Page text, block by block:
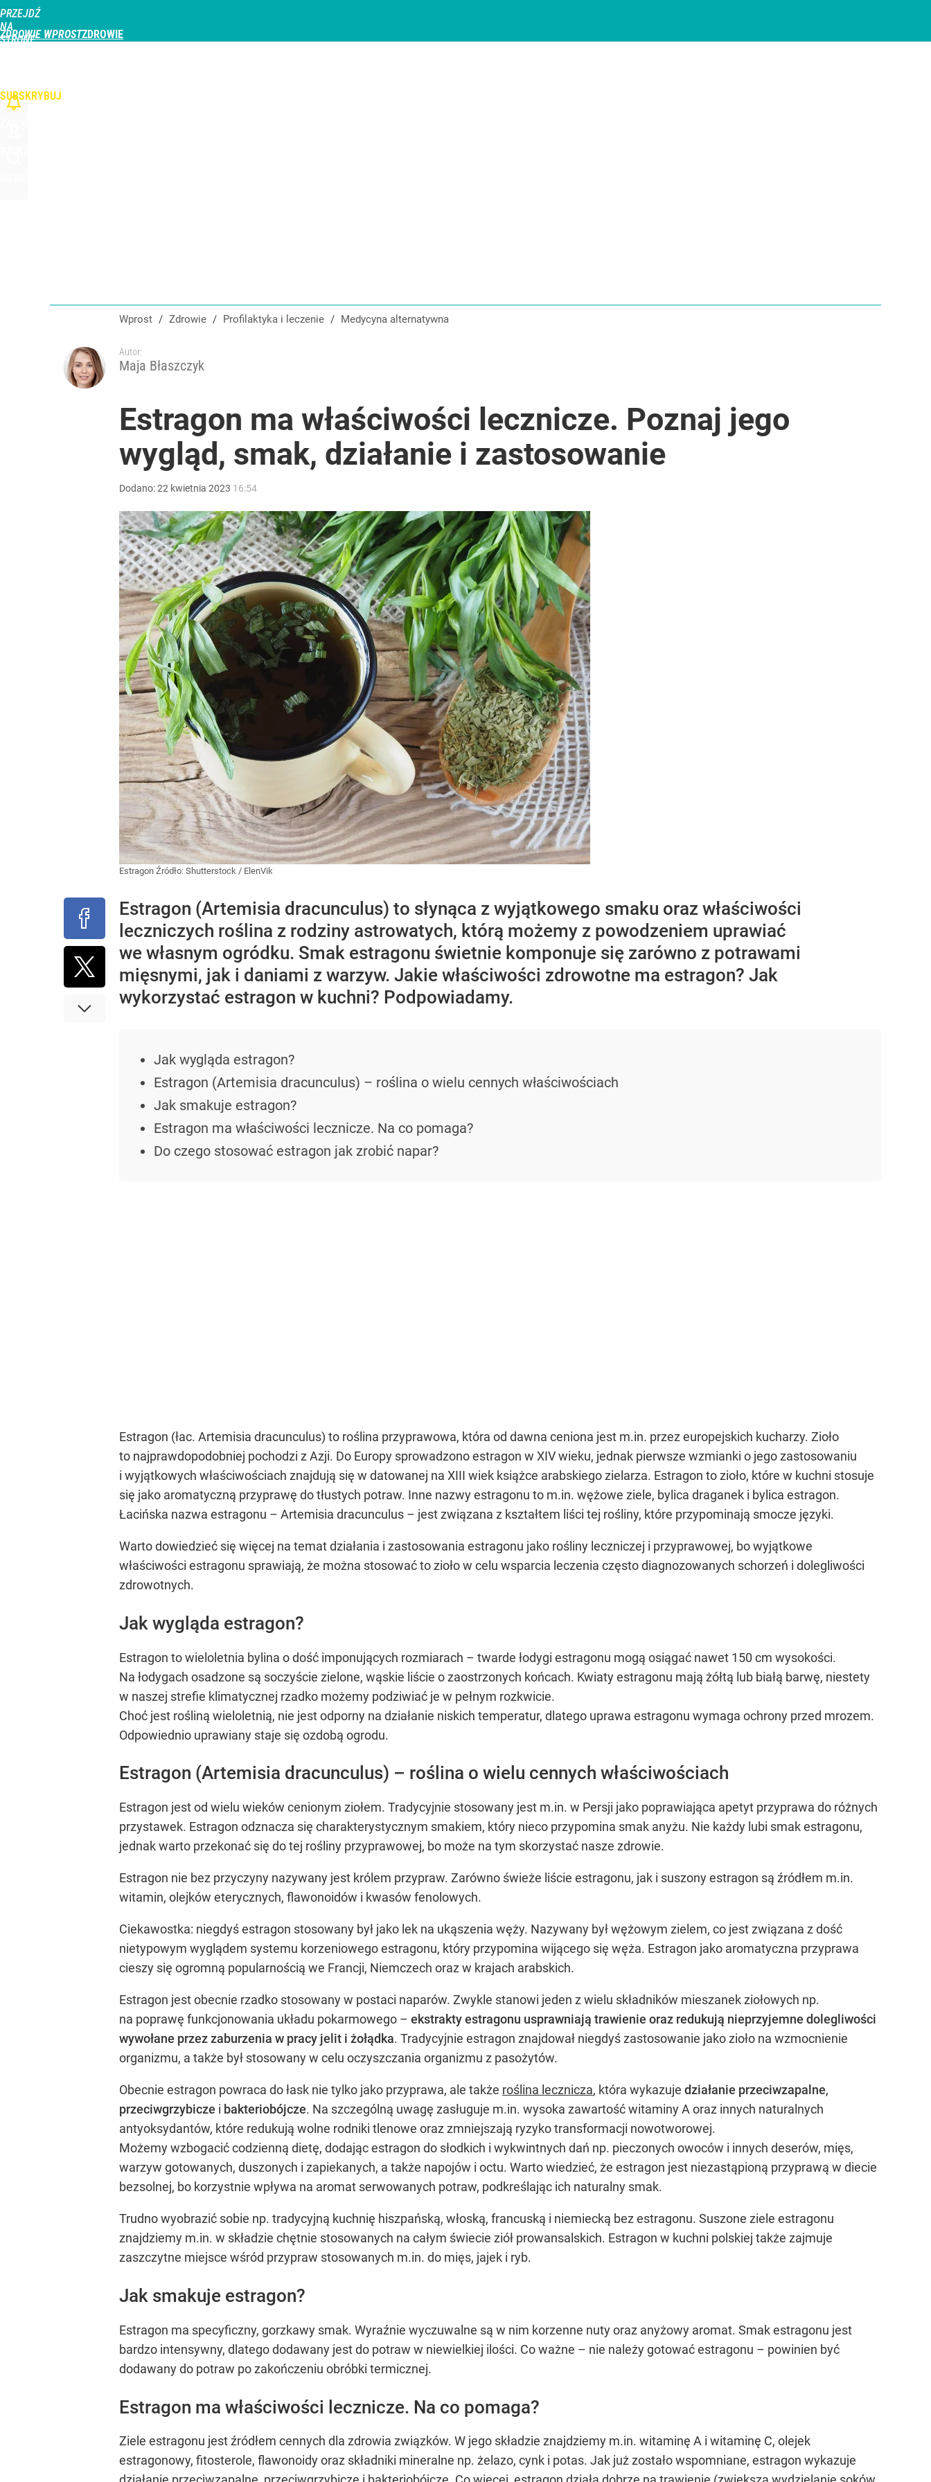
PRZEJDŹ
NA
STRONĘ
ZDROWIE WPROST
SUBSKRYBUJ
Wprost / Zdrowie / Profilaktyka i leczenie / Medycyna alternatywna
Autor:
Maja Błaszczyk
Estragon ma właściwości lecznicze. Poznaj jego
wygląd, smak, działanie i zastosowanie
Dodano:22 kwietnia 2023 16:54
Estragon Źródło: Shutterstock / ElenVik
Estragon (Artemisia dracunculus) to słynąca z wyjątkowego smaku oraz właściwości
leczniczych roślina z rodziny astrowatych, którą możemy z powodzeniem uprawiać
we własnym ogródku. Smak estragonu świetnie komponuje się zarówno z potrawami
mięsnymi, jak i daniami z warzyw. Jakie właściwości zdrowotne ma estragon? Jak
wykorzystać estragon w kuchni? Podpowiadamy.
Jak wygląda estragon?
Estragon (Artemisia dracunculus) – roślina o wielu cennych właściwościach
Jak smakuje estragon?
Estragon ma właściwości lecznicze. Na co pomaga?
Do czego stosować estragon jak zrobić napar?
Estragon (łac. Artemisia dracunculus) to roślina przyprawowa, która od dawna ceniona jest m.in. przez europejskich kucharzy. Zioło
to najprawdopodobniej pochodzi z Azji. Do Europy sprowadzono estragon w XIV wieku, jednak pierwsze wzmianki o jego zastosowaniu
i wyjątkowych właściwościach znajdują się w datowanej na XIII wiek książce arabskiego zielarza. Estragon to zioło, które w kuchni stosuje
się jako aromatyczną przyprawę do tłustych potraw. Inne nazwy estragonu to m.in. wężowe ziele, bylica draganek i bylica estragon.
Łacińska nazwa estragonu – Artemisia dracunculus – jest związana z kształtem liści tej rośliny, które przypominają smocze języki.
Warto dowiedzieć się więcej na temat działania i zastosowania estragonu jako rośliny leczniczej i przyprawowej, bo wyjątkowe
właściwości estragonu sprawiają, że można stosować to zioło w celu wsparcia leczenia często diagnozowanych schorzeń i dolegliwości
zdrowotnych.
Jak wygląda estragon?
Estragon to wieloletnia bylina o dość imponujących rozmiarach – twarde łodygi estragonu mogą osiągać nawet 150 cm wysokości.
Na łodygach osadzone są soczyście zielone, wąskie liście o zaostrzonych końcach. Kwiaty estragonu mają żółtą lub białą barwę, niestety
w naszej strefie klimatycznej rzadko możemy podziwiać je w pełnym rozkwicie.
Choć jest rośliną wieloletnią, nie jest odporny na działanie niskich temperatur, dlatego uprawa estragonu wymaga ochrony przed mrozem.
Odpowiednio uprawiany staje się ozdobą ogrodu.
Estragon (Artemisia dracunculus) – roślina o wielu cennych właściwościach
Estragon jest od wielu wieków cenionym ziołem. Tradycyjnie stosowany jest m.in. w Persji jako poprawiająca apetyt przyprawa do różnych
przystawek. Estragon odznacza się charakterystycznym smakiem, który nieco przypomina smak anyżu. Nie każdy lubi smak estragonu,
jednak warto przekonać się do tej rośliny przyprawowej, bo może na tym skorzystać nasze zdrowie.
Estragon nie bez przyczyny nazywany jest królem przypraw. Zarówno świeże liście estragonu, jak i suszony estragon są źródłem m.in.
witamin, olejków eterycznych, flawonoidów i kwasów fenolowych.
Ciekawostka: niegdyś estragon stosowany był jako lek na ukąszenia węży. Nazywany był wężowym zielem, co jest związana z dość
nietypowym wyglądem systemu korzeniowego estragonu, który przypomina wijącego się węża. Estragon jako aromatyczna przyprawa
cieszy się ogromną popularnością we Francji, Niemczech oraz w krajach arabskich.
Estragon jest obecnie rzadko stosowany w postaci naparów. Zwykle stanowi jeden z wielu składników mieszanek ziołowych np.
na poprawę funkcjonowania układu pokarmowego – ekstrakty estragonu usprawniają trawienie oraz redukują nieprzyjemne dolegliwości
wywołane przez zaburzenia w pracy jelit i żołądka. Tradycyjnie estragon znajdował niegdyś zastosowanie jako zioło na wzmocnienie
organizmu, a także był stosowany w celu oczyszczania organizmu z pasożytów.
Obecnie estragon powraca do łask nie tylko jako przyprawa, ale także roślina lecznicza, która wykazuje działanie przeciwzapalne,
przeciwgrzybicze i bakteriobójcze. Na szczególną uwagę zasługuje m.in. wysoka zawartość witaminy A oraz innych naturalnych
antyoksydantów, które redukują wolne rodniki tlenowe oraz zmniejszają ryzyko transformacji nowotworowej.
Możemy wzbogacić codzienną dietę, dodając estragon do słodkich i wykwintnych dań np. pieczonych owoców i innych deserów, mięs,
warzyw gotowanych, duszonych i zapiekanych, a także napojów i octu. Warto wiedzieć, że estragon jest niezastąpioną przyprawą w diecie
bezsolnej, bo korzystnie wpływa na aromat serwowanych potraw, podkreślając ich naturalny smak.
Trudno wyobrazić sobie np. tradycyjną kuchnię hiszpańską, włoską, francuską i niemiecką bez estragonu. Suszone ziele estragonu
znajdziemy m.in. w składzie chętnie stosowanych na całym świecie ziół prowansalskich. Estragon w kuchni polskiej także zajmuje
zaszczytne miejsce wśród przypraw stosowanych m.in. do mięs, jajek i ryb.
Jak smakuje estragon?
Estragon ma specyficzny, gorzkawy smak. Wyraźnie wyczuwalne są w nim korzenne nuty oraz anyżowy aromat. Smak estragonu jest
bardzo intensywny, dlatego dodawany jest do potraw w niewielkiej ilości. Co ważne – nie należy gotować estragonu – powinien być
dodawany do potraw po zakończeniu obróbki termicznej.
Estragon ma właściwości lecznicze. Na co pomaga?
Ziele estragonu jest źródłem cennych dla zdrowia związków. W jego składzie znajdziemy m.in. witaminę A i witaminę C, olejek
estragonowy, fitosterole, flawonoidy oraz składniki mineralne np. żelazo, cynk i potas. Jak już zostało wspomniane, estragon wykazuje